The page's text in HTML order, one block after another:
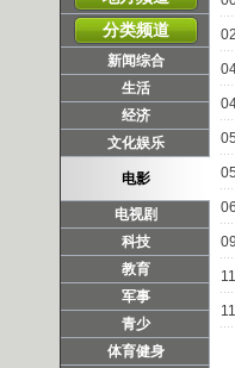
分类频道
新闻综合
生活
经济
文化娱乐
电影
电视剧
科技
教育
军事
青少
体育健身